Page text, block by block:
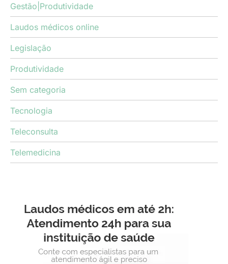
Gestão|Produtividade
Laudos médicos online
Legislação
Produtividade
Sem categoria
Tecnologia
Teleconsulta
Telemedicina